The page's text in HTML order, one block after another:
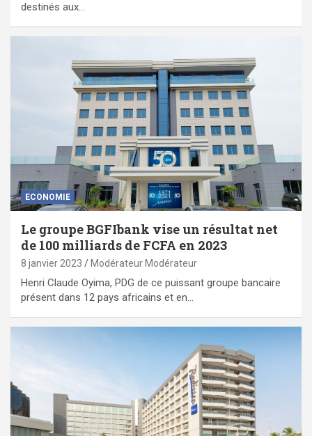
destinés aux…
ECONOMIE
Le groupe BGFIbank vise un résultat net
de 100 milliards de FCFA en 2023
8 janvier 2023 Modérateur Modérateur
Henri Claude Oyima, PDG de ce puissant groupe bancaire
présent dans 12 pays africains et en…